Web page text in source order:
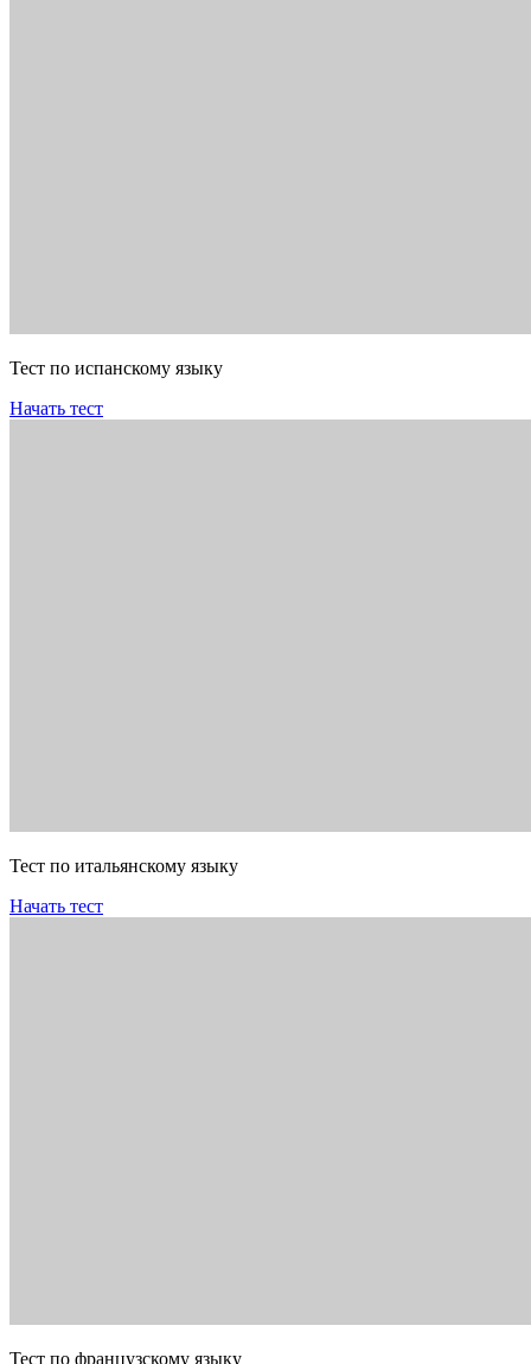
Тест по испанскому языку
Начать тест
Тест по итальянскому языку
Начать тест
Тест по французскому языку